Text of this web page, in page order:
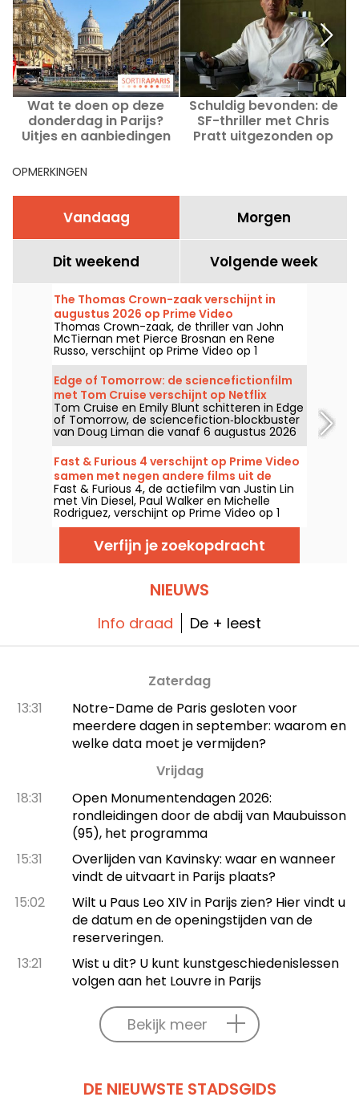
Wat te doen op deze
donderdag in Parijs?
Uitjes en aanbiedingen
Schuldig bevonden: de
SF-thriller met Chris
Pratt uitgezonden op
OPMERKINGEN
Vandaag Morgen
Dit weekend Volgende week
The Thomas Crown-zaak verschijnt in
augustus 2026 op Prime Video
Thomas Crown-zaak, de thriller van John
McTiernan met Pierce Brosnan en Rene
Russo, verschijnt op Prime Video op 1
augustus 2026.
Edge of Tomorrow: de sciencefictionfilm
met Tom Cruise verschijnt op Netflix
Tom Cruise en Emily Blunt schitteren in Edge
of Tomorrow, de sciencefiction‑blockbuster
van Doug Liman die vanaf 6 augustus 2026
op Netflix te zien is.
Fast & Furious 4 verschijnt op Prime Video
samen met negen andere films uit de
reeks
Fast & Furious 4, de actiefilm van Justin Lin
met Vin Diesel, Paul Walker en Michelle
Rodriguez, verschijnt op Prime Video op 1
augustus 2026 en brengt meerdere delen
van de saga.Verfijn je zoekopdracht
NIEUWS
Info draad De + leest
Zaterdag
13:31
Notre-Dame de Paris gesloten voor
meerdere dagen in september: waarom en
welke data moet je vermijden?
Vrijdag
18:31
Open Monumentendagen 2026:
rondleidingen door de abdij van Maubuisson
(95), het programma
15:31
Overlijden van Kavinsky: waar en wanneer
vindt de uitvaart in Parijs plaats?
15:02
Wilt u Paus Leo XIV in Parijs zien? Hier vindt u
de datum en de openingstijden van de
reserveringen.
13:21
Wist u dit? U kunt kunstgeschiedenislessen
volgen aan het Louvre in Parijs
Bekijk meer
DE NIEUWSTE STADSGIDS